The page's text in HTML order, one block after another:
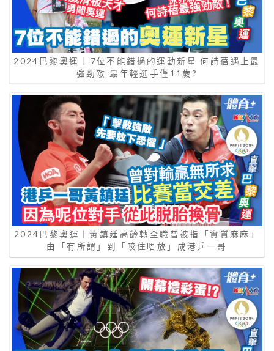
2024巴黎奧運 | 7位不能錯過的運動新星 何詩蓓遇上最
強勁敵 最年輕選手僅11歲?
2024巴黎奧運｜黃鎮廷高齡轉全職曾被指「資質麻麻」
由「冇所謂」到「咬住唔放」成港乒一哥